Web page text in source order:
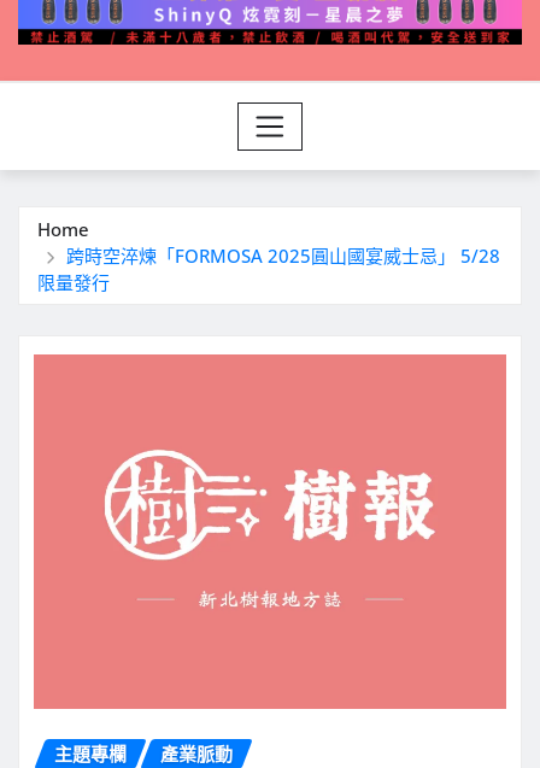
Home
跨時空淬煉「FORMOSA 2025圓山國宴威士忌」 5/28
限量發行
主題專欄 產業脈動